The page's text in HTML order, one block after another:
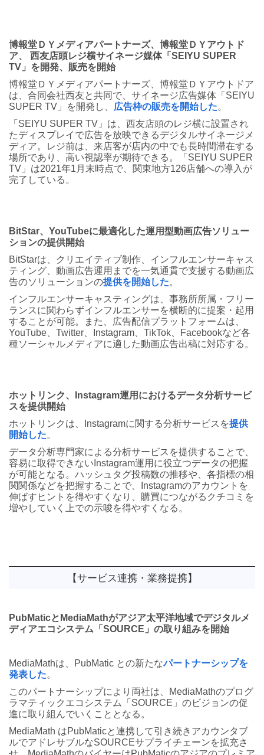
博報堂ＤＹメディアパートナーズ、博報堂ＤＹアウトド
ア、 西友店頭レジ横サイネージ媒体「SEIYU SUPER
TV」を開発、販売を開始
博報堂ＤＹメディアパートナーズ、博報堂ＤＹアウトドア
は、合同会社西友と共同で、サイネージ広告媒体「SEIYU
SUPER TV」を開発し、 広告枠の販売を開始した。
「SEIYU SUPER TV」は、西友店頭のレジ横に設置され
たディスプレイで広告を放映できるデジタルサイネージメ
ディア。レジ前は、来店客が店内の中でも長時間滞在する
場所であり、高い視認率が期待できる。「SEIYU SUPER
TV」は2021年1月末時点で、関東地方126店舗への導入が
完了している。
BitStar、YouTubeに最適化した運用型動画広告ソリュー
ションの提供開始
BitStarは、クリエイティブ制作、インフルエンサーキャス
ティング、動画広告運用までを一気通貫で支援する動画広
告のソリューションの提供を開始した。
インフルエンサーキャスティングは、事務所所属・フリー
ランスに関わらずインフルエンサーを横断的に提案・起用
することが可能。また、広告配信プラットフォームは、
YouTube、Twitter、Instagram、TikTok、Facebookなど各
種ソーシャルメディアに適した動画広告出稿に対応する。
ホットリンク、Instagram運用におけるデータ分析サービ
スを提供開始
ホットリンクは、Instagramに関する分析サービスを提供
開始した。
データ分析専門家による分析サービスを提供することで、
容易に取得できないInstagram運用に役立つデータの把握
が可能となる。ハッシュタグ投稿数の推移や、各指標の相
関関係などを把握することで、Instagramのアカウントを
伸ばすヒントを得やすくなり、購買につながるクチコミを
増やしていく上での示唆を得やすくなる。
【サービス連携・業務提携】
PubMaticとMediaMathがアジア太平洋地域でデジタルメ
ディアエコシステム「SOURCE」の取り組みを開始
MediaMathは、PubMatic との新たなパートナーシップを
発表した。
このパートナーシップにより両社は、MediaMathのプログ
ラマティックエコシステム「SOURCE」のビジョンの促
進に取り組んでいくこととなる。
MediaMath はPubMaticと連携して引き続きアカウンタブ
ルでアドレサブルなSOURCEサプライチェーンを拡充さ